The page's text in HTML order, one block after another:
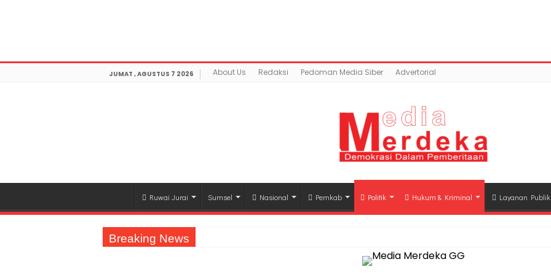
JUMAT , AGUSTUS 7 2026 About Us Redaksi Pedoman Media Siber Advertorial
Ruwai Jurai Sumsel Nasional Pemkab Politik Hukum & Kriminal Layanan Publik
Breaking News
Jasa Raharja Serahkan Santunan kepada Ahli Waris Korban Kebakaran KM Mutiara Sentosa II